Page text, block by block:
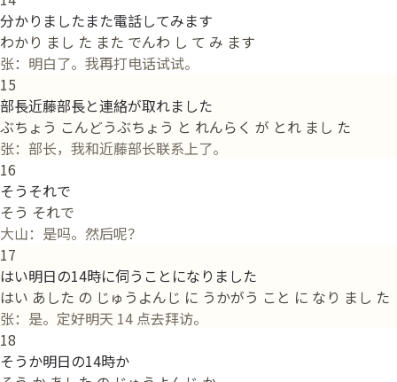
分かりましたまた電話してみます
わかり まし た また でんわ し て み ます
张：明白了。我再打电话试试。
15
部長近藤部長と連絡が取れました
ぶちょう こんどうぶちょう と れんらく が とれ まし た
张：部长，我和近藤部长联系上了。
16
そうそれで
そう それで
大山：是吗。然后呢？
17
はい明日の14時に伺うことになりました
はい あした の じゅうよんじ に うかがう こと に なり まし た
张：是。定好明天 14 点去拜访。
18
そうか明日の14時か